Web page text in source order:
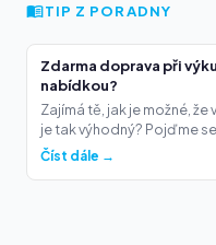
TIP Z PORADNY
Zdarma doprava při
nabídkou?
Zajímá tě, jak je možné,
je tak výhodný? Pojďme
Číst dále →